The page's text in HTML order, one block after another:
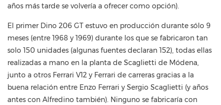
años más tarde se volvería a ofrecer como opción).
El primer Dino 206 GT estuvo en producción durante sólo 9
meses (entre 1968 y 1969) durante los que se fabricaron tan
solo 150 unidades (algunas fuentes declaran 152), todas ellas
realizadas a mano en la planta de Scaglietti de Módena,
junto a otros Ferrari V12 y Ferrari de carreras gracias a la
buena relación entre Enzo Ferrari y Sergio Scaglietti (y años
antes con Alfredino también). Ninguno se fabricaría con